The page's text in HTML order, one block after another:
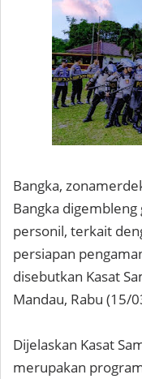
Bangka,
Bangka
personil, terkait
persiapan
disebutkan Kasat
Mandau, Rabu (15/
Dijelaskan Kasat
merupakan